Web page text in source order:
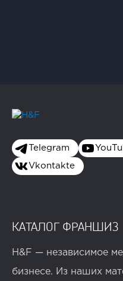
Telegram
Vkontakte
КАТАЛОГ ФРАНШИЗ
H&F — независимое
бизнесе. Из наших